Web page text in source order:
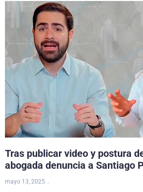
Tras publicar video y postura
abogada denuncia a Santiago
mayo 13, 2025